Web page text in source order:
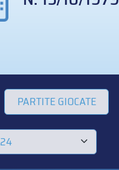
PARTITE GIOCATE